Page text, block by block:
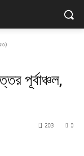
পূর্বাঞ্চল,
0
203